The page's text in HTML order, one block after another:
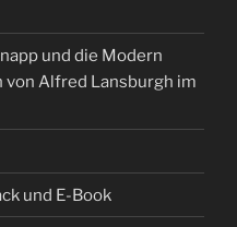
und die Modern
Alfred Lansburgh im
und E-Book